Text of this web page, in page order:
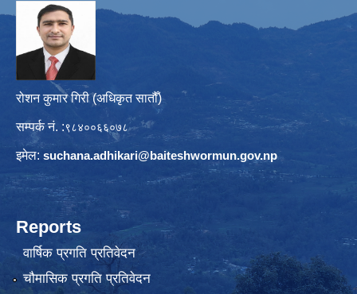
रोशन कुमार गिरी (अधिकृत सातौँ)
सम्पर्क नं. :९८४००६६०७८
इमेल: suchana.adhikari@baiteshwormun.gov.np
Reports
वार्षिक प्रगति प्रतिवेदन
चौमासिक प्रगति प्रतिवेदन